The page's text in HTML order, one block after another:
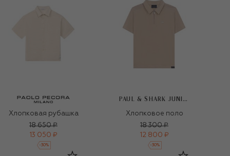
Хлопковая рубашка
18 650 ₽
13 050 ₽
-30%
PAUL & SHARK JUNIOR
Хлопковое поло
18 300 ₽
12 800 ₽
-30%